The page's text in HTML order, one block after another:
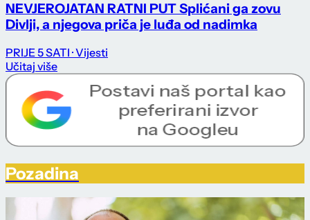
NEVJEROJATAN RATNI PUT Splićani ga zovu
Divlji, a njegova priča je luđa od nadimka
PRIJE 5 SATI · Vijesti
Učitaj više
Pozadina